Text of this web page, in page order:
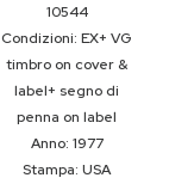
10544
Condizioni: EX+ VG
timbro on cover &
label+ segno di
penna on label
Anno: 1977
Stampa: USA